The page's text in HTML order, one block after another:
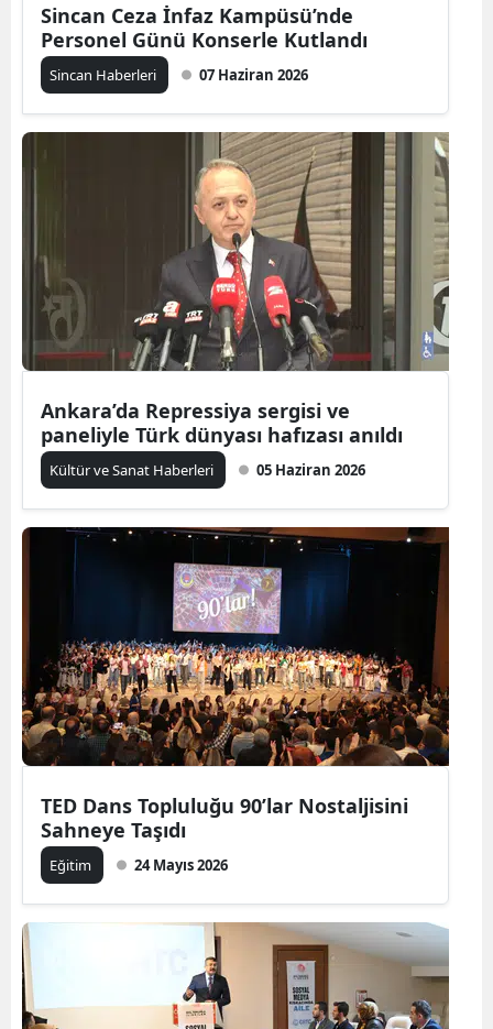
Sincan Ceza İnfaz Kampüsü’nde
Personel Günü Konserle Kutlandı
Sincan Haberleri 07 Haziran 2026
Ankara’da Repressiya sergisi ve
paneliyle Türk dünyası hafızası anıldı
Kültür ve Sanat Haberleri 05 Haziran 2026
TED Dans Topluluğu 90’lar Nostaljisini
Sahneye Taşıdı
Eğitim 24 Mayıs 2026